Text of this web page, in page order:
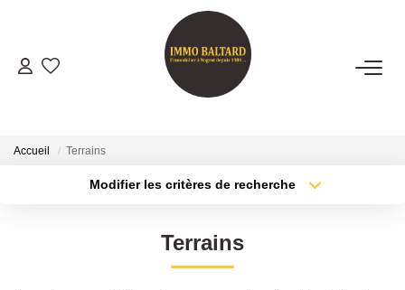
VENTES
ESTIMATION
Accueil Terrains
Modifier les critères de recherche
Terrains